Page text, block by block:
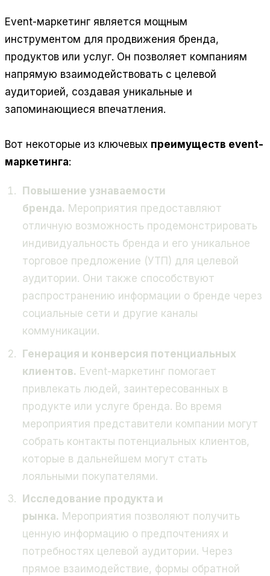
Event-маркетинг является мощным
инструментом для продвижения бренда,
продуктов или услуг. Он позволяет компаниям
напрямую взаимодействовать с целевой
аудиторией, создавая уникальные и
запоминающиеся впечатления.
Вот некоторые из ключевых преимуществ event-
маркетинга:
Повышение узнаваемости
бренда. Мероприятия предоставляют
отличную возможность продемонстрировать
индивидуальность бренда и его уникальное
торговое предложение (УТП) для целевой
аудитории. Они также способствуют
распространению информации о бренде через
социальные сети и другие каналы
коммуникации.
Генерация и конверсия потенциальных
клиентов. Event-маркетинг помогает
привлекать людей, заинтересованных в
продукте или услуге бренда. Во время
мероприятия представители компании могут
собрать контакты потенциальных клиентов,
которые в дальнейшем могут стать
лояльными покупателями.
Исследование продукта и
рынка. Мероприятия позволяют получить
ценную информацию о предпочтениях и
потребностях целевой аудитории. Через
прямое взаимодействие, формы обратной